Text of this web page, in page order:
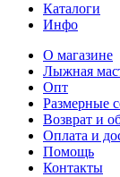
Каталоги
Инфо
О магазине
Лыжная
Опт
Размерные
Возврат и
Оплата и
Помощь
Контакты